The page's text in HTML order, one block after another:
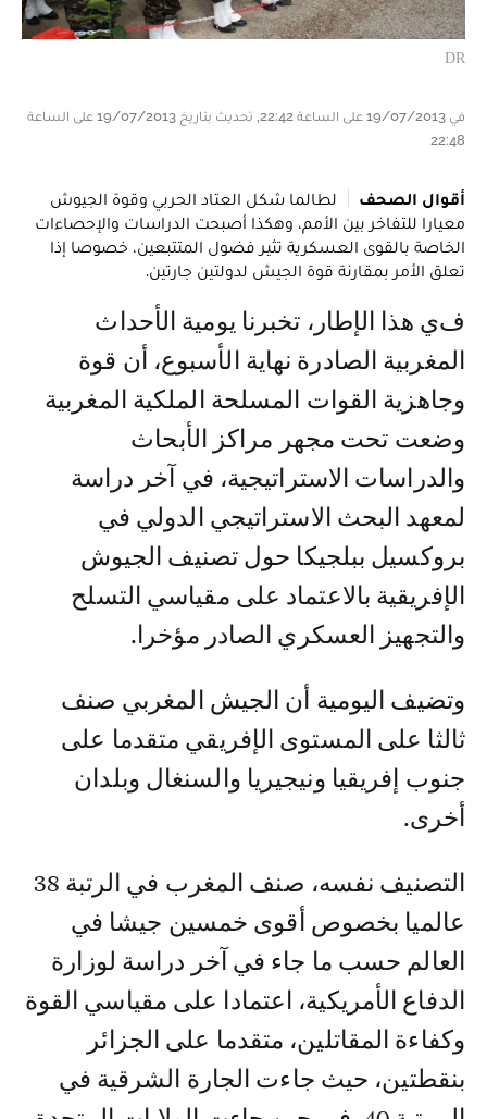
DR
في 19/07/2013 على الساعة 22:42, تحديث بتاريخ 19/07/2013 على الساعة
22:48
أقوال الصحف
لطالما شكل العتاد الحربي وقوة الجيوش
معيارا للتفاخر بين الأمم، وهكذا أصبحت الدراسات والإحصاءات
الخاصة بالقوى العسكرية تثير فضول المتتبعين، خصوصا إذا
تعلق الأمر بمقارنة قوة الجيش لدولتين جارتين.
في هذا الإطار، تخبرنا يومية الأحداث
المغربية الصادرة نهاية الأسبوع، أن قوة
وجاهزية القوات المسلحة الملكية المغربية
وضعت تحت مجهر مراكز الأبحاث
والدراسات الاستراتيجية، في آخر دراسة
لمعهد البحث الاستراتيجي الدولي في
بروكسيل ببلجيكا حول تصنيف الجيوش
الإفريقية بالاعتماد على مقياسي التسلح
والتجهيز العسكري الصادر مؤخرا.
وتضيف اليومية أن الجيش المغربي صنف
ثالثا على المستوى الإفريقي متقدما على
جنوب إفريقيا ونيجيريا والسنغال وبلدان
أخرى.
التصنيف نفسه، صنف المغرب في الرتبة 38
عالميا بخصوص أقوى خمسين جيشا في
العالم حسب ما جاء في آخر دراسة لوزارة
الدفاع الأمريكية، اعتمادا على مقياسي القوة
وكفاءة المقاتلين، متقدما على الجزائر
بنقطتين، حيث جاءت الجارة الشرقية في